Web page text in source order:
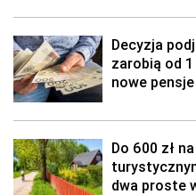
Decyzja
zarobią od
nowe
Do 600 zł
dwa proste